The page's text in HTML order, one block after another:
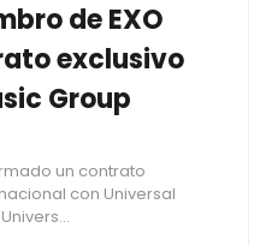
de EXO
exclusivo
Group
un contrato
con Universal